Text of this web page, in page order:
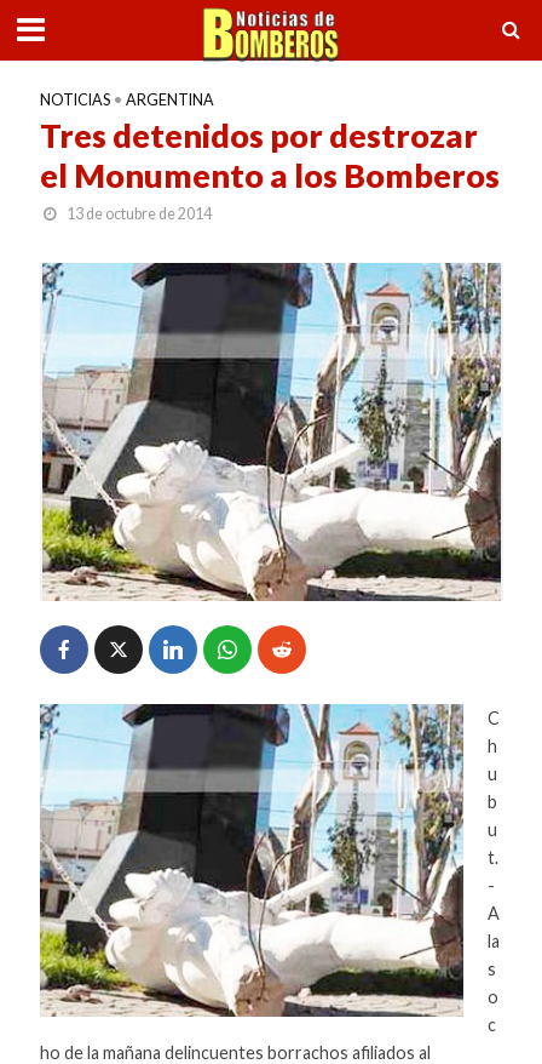
NOTICIAS • ARGENTINA
Tres detenidos por destrozar
el Monumento a los Bomberos
13 de octubre de 2014
C
h
u
b
u
t.
-
A
la
s
o
c
ho de la mañana delincuentes borrachos afiliados al